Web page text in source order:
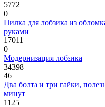
5772
0
Пилка для лобзика из
руками
17011
0
Модернизация лобзика
34398
46
Два болта и три гайки,
минут
1125